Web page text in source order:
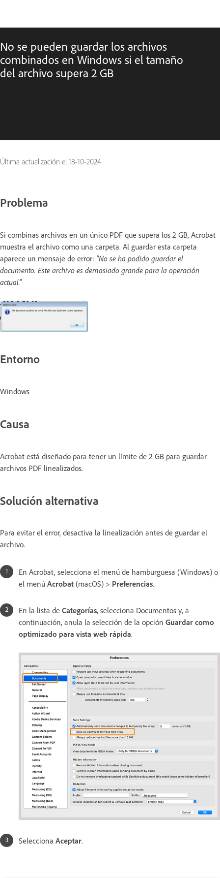
No se pueden guardar los archivos
combinados en Windows si el tamaño
del archivo supera 2 GB
Última actualización el 18-10-2024
Problema
Si combinas archivos en un único PDF que supera los 2 GB, Acrobat
muestra el archivo como una carpeta. Al guardar esta carpeta
aparece un mensaje de error: “No se ha podido guardar el
documento. Este archivo es demasiado grande para la operación
actual.”
Entorno
Windows
Causa
Acrobat está diseñado para tener un límite de 2 GB para guardar
archivos PDF linealizados.
Solución alternativa
Para evitar el error, desactiva la linealización antes de guardar el
archivo.
En Acrobat, selecciona el menú de hamburguesa (Windows) o
el menú Acrobat (macOS) > Preferencias.
En la lista de Categorías, selecciona Documentos y, a
continuación, anula la selección de la opción Guardar como
optimizado para vista web rápida.
Selecciona Aceptar.